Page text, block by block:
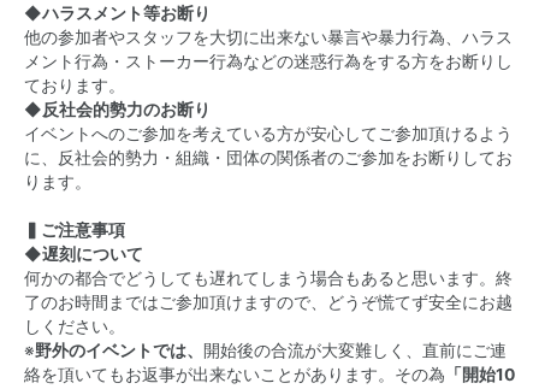
◆ハラスメント等お断り
他の参加者やスタッフを大切に出来ない暴言や暴力行為、ハラス
メント行為・ストーカー行為などの迷惑行為をする方をお断りし
ております。
◆反社会的勢力のお断り
イベントへのご参加を考えている方が安心してご参加頂けるよう
に、反社会的勢力・組織・団体の関係者のご参加をお断りしてお
ります。
▍ご注意事項
◆遅刻について
何かの都合でどうしても遅れてしまう場合もあると思います。終
了のお時間まではご参加頂けますので、どうぞ慌てず安全にお越
しください。
※野外のイベントでは、
開始後の合流が大変難しく、直前にご連
絡を頂いてもお返事が出来ないことがあります。その為 「開始10